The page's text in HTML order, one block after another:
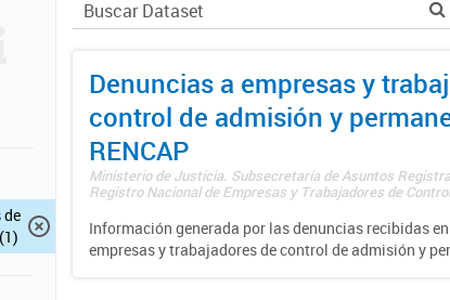
Denuncias a empresas y
control de admisión y
RENCAP
Ministerio de Justicia. Subsecretaría de Asuntos
Registro Nacional de Empresas y Trabajadores de
Información generada por las denuncias recibidas
empresas y trabajadores de control de admisión y